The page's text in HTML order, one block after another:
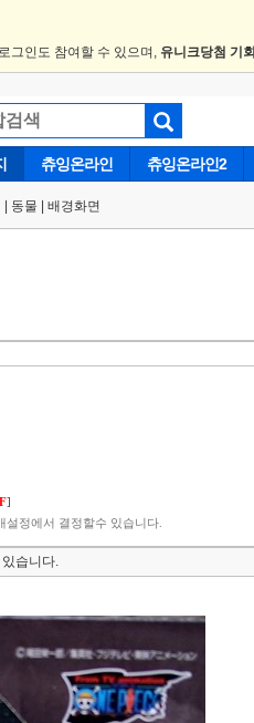
그인도 참여할 수 있으며, 유니크당첨 기회
츄잉온라인 츄잉온라인2
동물 배경화면
]
설정에서 결정할수 있습니다.
습니다.